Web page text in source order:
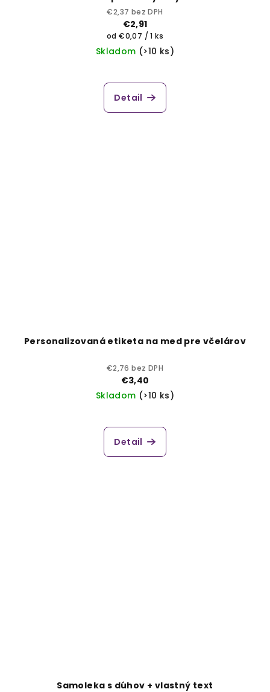
€2,37 bez DPH
€2,91
Jednotková
cena:
od €0,07 / 1 ks
Skladom (>10 ks)
Detail
Personalizovaná etiketa na med pre včelárov
€2,76 bez DPH
€3,40
Skladom (>10 ks)
Detail
Samoleka s dúhov + vlastný text